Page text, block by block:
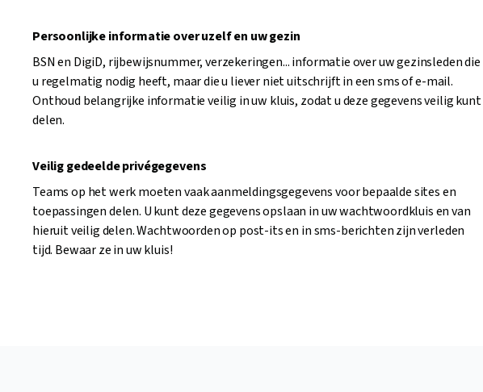
Persoonlijke informatie over uzelf en uw gezin
BSN en DigiD, rijbewijsnummer, verzekeringen... informatie over uw gezinsleden die
u regelmatig nodig heeft, maar die u liever niet uitschrijft in een sms of e-mail.
Onthoud belangrijke informatie veilig in uw kluis, zodat u deze gegevens veilig kunt
delen.
Veilig gedeelde privégegevens
Teams op het werk moeten vaak aanmeldingsgegevens voor bepaalde sites en
toepassingen delen. U kunt deze gegevens opslaan in uw wachtwoordkluis en van
hieruit veilig delen. Wachtwoorden op post-its en in sms-berichten zijn verleden
tijd. Bewaar ze in uw kluis!